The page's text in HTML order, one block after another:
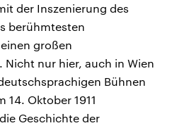
der Inszenierung des
berühmtesten
großen
Nicht nur hier, auch in Wien
Bühnen
14. Oktober 1911
Geschichte der